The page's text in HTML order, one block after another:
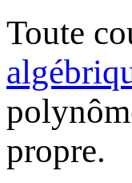
Toute
propre.